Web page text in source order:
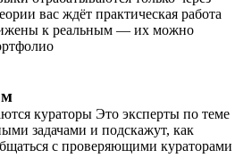
вас ждёт практическая работа
к реальным — их можно
кураторы Это эксперты по теме
задачами и подскажут, как
с проверяющими кураторами